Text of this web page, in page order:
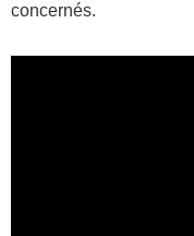
concernés.